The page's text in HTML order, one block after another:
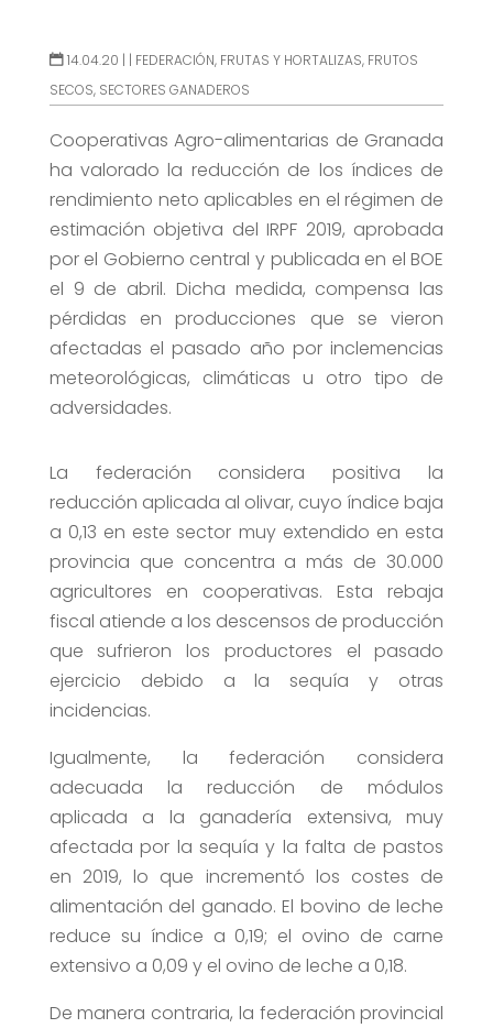
14.04.20 | | FEDERACIÓN, FRUTAS Y HORTALIZAS, FRUTOS
SECOS, SECTORES GANADEROS
Cooperativas Agro-alimentarias de Granada
ha valorado la reducción de los índices de
rendimiento neto aplicables en el régimen de
estimación objetiva del IRPF 2019, aprobada
por el Gobierno central y publicada en el BOE
el 9 de abril. Dicha medida, compensa las
pérdidas en producciones que se vieron
afectadas el pasado año por inclemencias
meteorológicas, climáticas u otro tipo de
adversidades.
La federación considera positiva la
reducción aplicada al olivar, cuyo índice baja
a 0,13 en este sector muy extendido en esta
provincia que concentra a más de 30.000
agricultores en cooperativas. Esta rebaja
fiscal atiende a los descensos de producción
que sufrieron los productores el pasado
ejercicio debido a la sequía y otras
incidencias.
Igualmente, la federación considera
adecuada la reducción de módulos
aplicada a la ganadería extensiva, muy
afectada por la sequía y la falta de pastos
en 2019, lo que incrementó los costes de
alimentación del ganado. El bovino de leche
reduce su índice a 0,19; el ovino de carne
extensivo a 0,09 y el ovino de leche a 0,18.
De manera contraria, la federación provincial